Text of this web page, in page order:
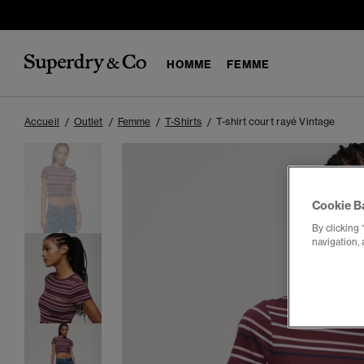
HOMME FEMME
Accueil Outlet Femme T-Shirts T-shirt court rayé Vintage
Cookie
By clicking
navigation,